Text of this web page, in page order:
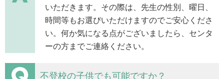
いただきます。その際は、先生の性別、曜日、
時間等もお選びいただけますのでご安心くださ
い。何か気になる点がございましたら、センタ
ーの方までご連絡ください。
不登校の子供でも可能ですか？